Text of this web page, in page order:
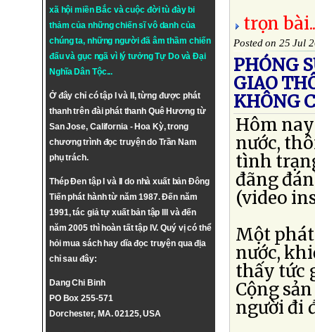
xã hội miền Bắc và cuộc đời tù đày bi
thảm của những chiến sĩ vô danh của
chúng ta, những người đã âm thầm chiến
đấu và gục ngã vì lý tưởngTự DovàĐại
Nghĩa Dân Tộc...
Ở đây chỉ có tập I và II, từng được phát
thanh trên đài phát thanh Quê Hương từ
San Jose, California - Hoa Kỳ, trong
chương trình đọc truyện do Trần Nam
phụ trách.
Thép Đen tập I và II do nhà xuất bản Đông
Tiến phát hành từ năm 1987. Đến năm
1991, tác giả tự xuất bản tập III và đến
năm 2005 thì hoàn tất tập IV. Quý vị có thể
hỏi mua sách hay dĩa đọc truyện qua địa
chỉ sau đây:
Dang Chi Binh
PO Box 255-571
Dorchester, MA. 02125, USA
trọn
Posted on 25 Jul
PHÓNG
GIAO
KHÔNG
Hôm
nước,
tình
đãng
(video
Một
nước,
thấy tức
Cộng
người đi